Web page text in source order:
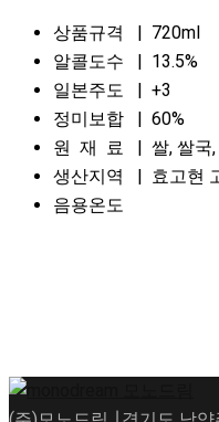
상품규격 | 720ml
알콜도수 | 13.5%
일본주도 | +3
정미보합 | 60%
원 재 료 | 쌀, 쌀국,
생산지역 | 효고현
음용온도